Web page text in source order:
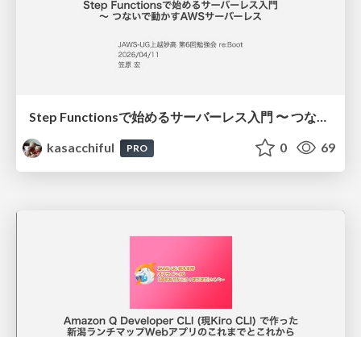
Step Functionsで始めるサーバーレス入門 〜 つないで動かすAWSサーバーレス
kasacchiful
PRO 0 69